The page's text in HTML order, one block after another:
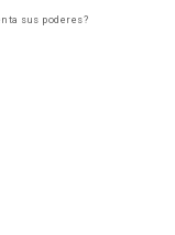
sus poderes?